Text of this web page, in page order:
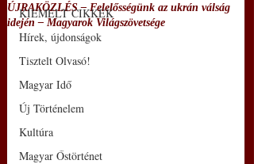
KIEMELT CIKKEK
Hírek, újdonságok
Tisztelt Olvasó!
Magyar Idő
Új Történelem
Kultúra
Magyar Őstörténet
ÚJRAKÖZLÉS – Felelősségünk az ukrán válság
idején – Magyarok Világszövetsége